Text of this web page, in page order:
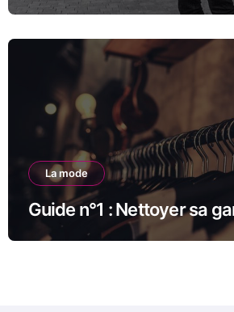
La mode
Guide n°1 : Nettoyer sa